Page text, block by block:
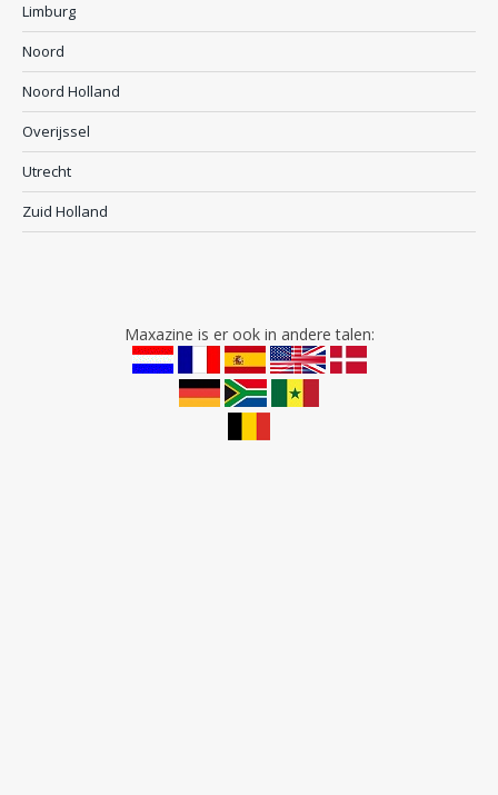
Limburg
Noord
Noord Holland
Overijssel
Utrecht
Zuid Holland
Maxazine is er ook in andere talen: